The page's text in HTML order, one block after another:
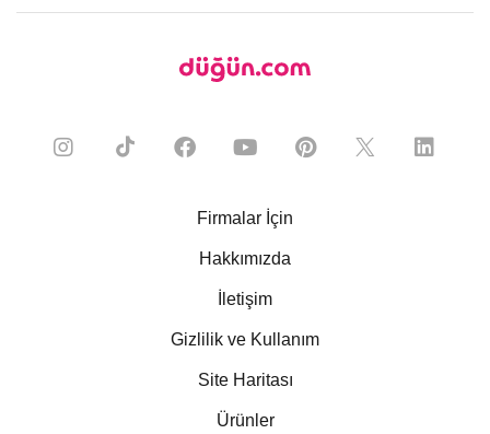
Firmalar İçin
Hakkımızda
İletişim
Gizlilik ve Kullanım
Site Haritası
Ürünler